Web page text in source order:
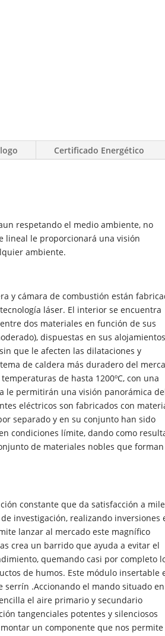
Certificado Energético
respetando el medio ambiente, no
lineal le proporcionará una visión
ambiente.
y cámara de combustión están
láser. El interior se encuentra
dos materiales en función de sus
dispuestas en sus alojamientos
que le afecten las dilataciones y
de caldera más duradero del
de hasta 1200ºC, con una
le permitirán una visión panorámica
eléctricos son fabricados con
separado y en su conjunto han sido
condiciones límite, dando como
de materiales nobles que
constante que da satisfacción a
investigación, realizando inversiones
lanzar al mercado este magnífico
crea un barrido que ayuda a evitar el
quemando casi por completo
de humos. Este módulo insertable
serrín .Accionando el mando situado
el aire primario y secundario
tangenciales potentes y silenciosos
un componente que nos permite